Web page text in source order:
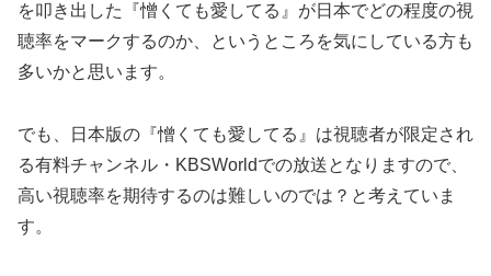
を叩き出した『憎くても愛してる』が日本でどの程度の視
聴率をマークするのか、というところを気にしている方も
多いかと思います。
でも、日本版の『憎くても愛してる』は視聴者が限定され
る有料チャンネル・KBSWorldでの放送となりますので、
高い視聴率を期待するのは難しいのでは？と考えていま
す。